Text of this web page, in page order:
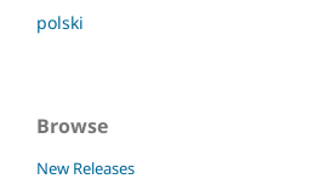
polski
Browse
New Releases